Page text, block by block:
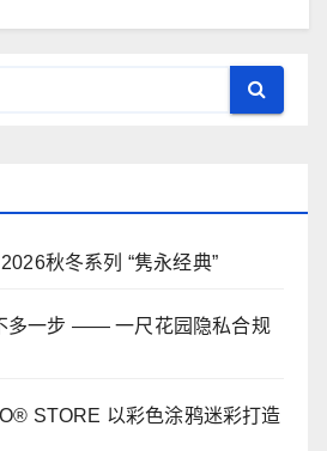
秋冬系列 “隽永经典”
多一步 —— 一尺花园隐私合规
STORE 以彩色涂鸦迷彩打造